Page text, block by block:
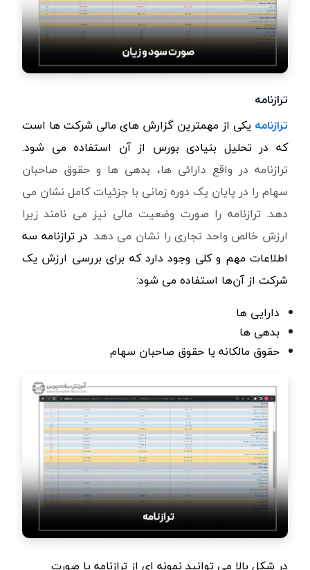
ترازنامه
ترازنامه یکی از مهمترین گزارش های مالی شرکت ها است
که در تحلیل بنیادی بورس از آن استفاده می شود.
ترازنامه در واقع دارائی ها، بدهی ها و حقوق صاحبان
سهام را در پایان یک دوره زمانی با جزئیات کامل نشان می
دهد. ترازنامه را صورت وضعیت مالی نیز می نامند زیرا
ارزش خالص واحد تجاری را نشان می دهد. در ترازنامه سه
اطلاعات مهم و کلی وجود دارد که برای بررسی ارزش یک
شرکت از آن‌ها استفاده می شود:
دارایی ها
بدهی ها
حقوق مالکانه یا حقوق صاحبان سهام
در شکل بالا می توانید نمونه ای از ترازنامه یا صورت